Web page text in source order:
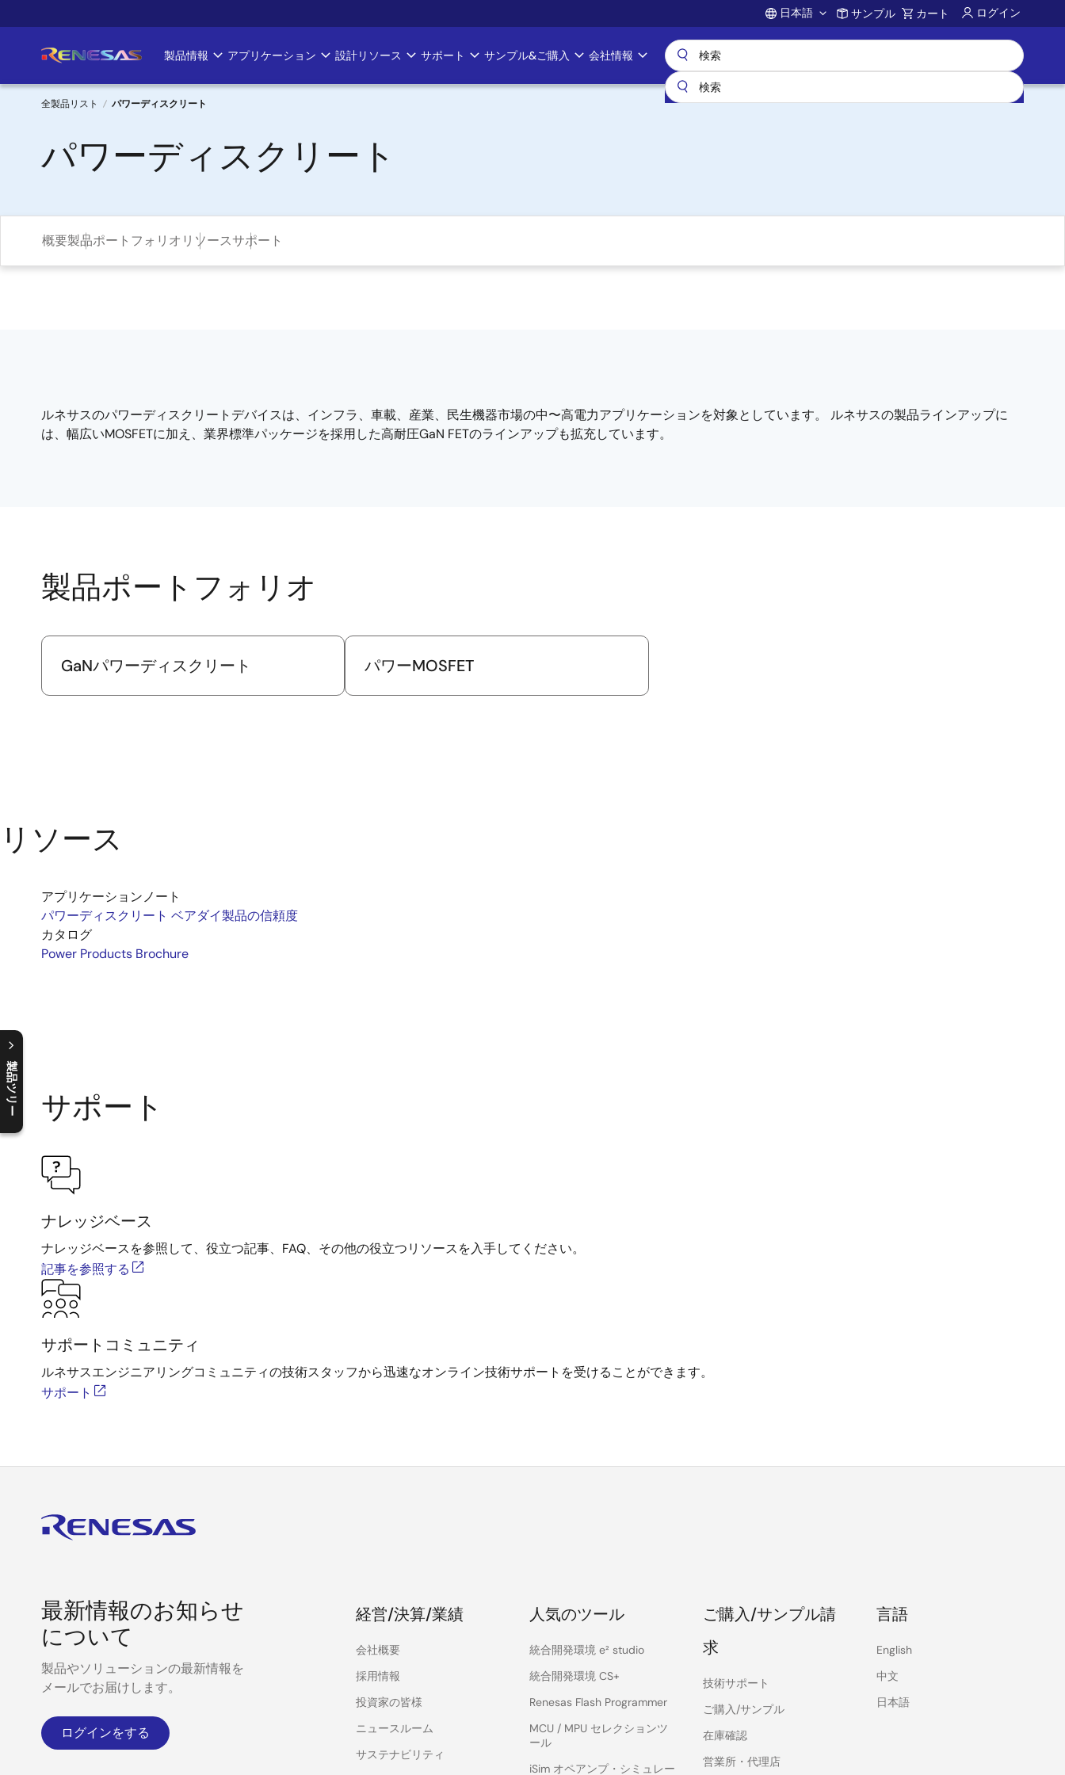
イ
ン
Account
日本語 サンプル カート ログイン
Main
navigation
製品情報 アプリケーション 設計リソース サポート サンプル&ご購入 会社情報
パ
ン
く
ず
全製品リスト パワーディスクリート
パワーディスクリート
概要製品ポートフォリオ リソースサポート
製品ツリー
C
l
o
s
e
p
r
o
d
u
c
t
t
r
e
e
m
e
n
O
p
e
n
p
r
o
d
u
c
t
t
r
e
e
m
e
n
ルネサスのパワーディスクリートデバイスは、インフラ、車載、産業、民生機器市場の中〜高電力アプリケーションを対象としています。 ルネサスの製品ラインアップに
は、幅広いMOSFETに加え、業界標準パッケージを採用した高耐圧GaN FETのラインアップも拡充しています。
製品ポートフォリオ
GaNパワーディスクリート パワーMOSFET
リソース
アプリケーションノート
パワーディスクリート ベアダイ製品の信頼度
カタログ
Power Products Brochure
サポート
ナレッジベース
ナレッジベースを参照して、役立つ記事、FAQ、その他の役立つリソースを入手してください。
記事を参照する
サポートコミュニティ
ルネサスエンジニアリングコミュニティの技術スタッフから迅速なオンライン技術サポートを受けることができます。
サポート
最新情報のお知らせ
について
製品やソリューションの最新情報を
メールでお届けします。
ログインをする
経営/決算/業績
会社概要
採用情報
投資家の皆様
ニュースルーム
サステナビリティ
人気のツール
統合開発環境 e² studio
統合開発環境 CS+
Renesas Flash Programmer
MCU / MPU セレクションツ
ール
iSim オペアンプ・シミュレー
ご購入/サンプル請
求
技術サポート
ご購入/サンプル
在庫確認
営業所・代理店
言語
English
中文
日本語